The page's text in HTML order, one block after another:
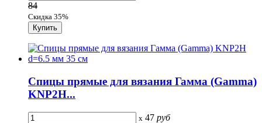
84
Скидка 35%
Спицы прямые для вязания Гамма (Gamma)
KNP2H...
x 47 руб